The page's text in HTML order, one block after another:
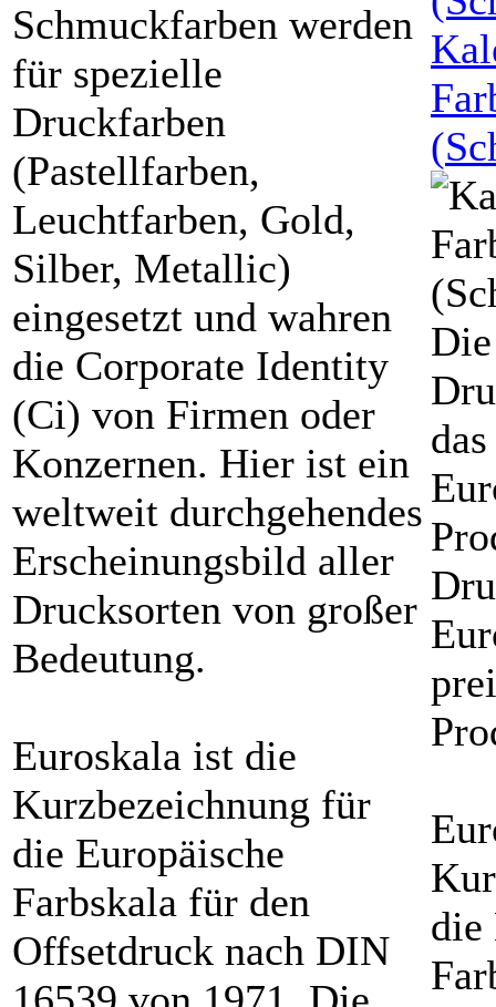
Schmuckfarben werden
für spezielle
Druckfarben
(Pastellfarben,
Leuchtfarben, Gold,
Silber, Metallic)
eingesetzt und wahren
die Corporate Identity
(Ci) von Firmen oder
Konzernen. Hier ist ein
weltweit durchgehendes
Erscheinungsbild aller
Drucksorten von großer
Bedeutung.
Euroskala ist die
Kurzbezeichnung für
die Europäische
Farbskala für den
Offsetdruck nach DIN
(
die